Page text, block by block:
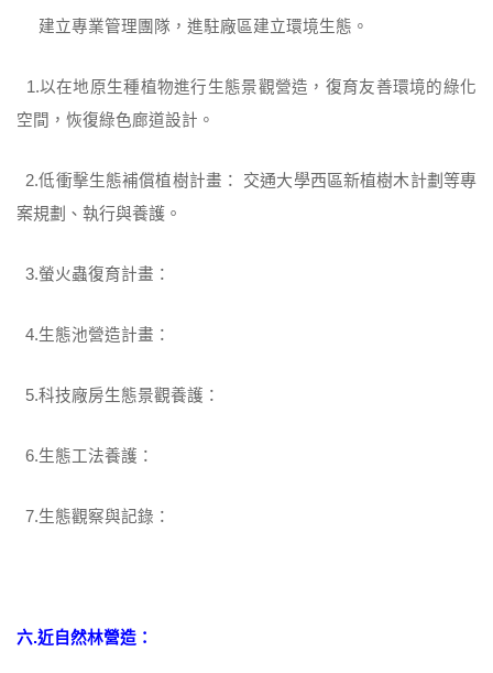
建立專業管理團隊，進駐廠區建立環境生態。
1.以在地原生種植物進行生態景觀營造，復育友善環境的綠化
空間，恢復綠色廊道設計。
2.低衝擊生態補償植樹計畫：
交通大學西區新植樹木計劃等專
案規劃、執行與養護。
3.螢火蟲復育計畫：
4.生態池營造計畫：
5.科技廠房生態景觀養護：
6.生態工法養護：
7.生態觀察與記錄：
六.近自然林營造：